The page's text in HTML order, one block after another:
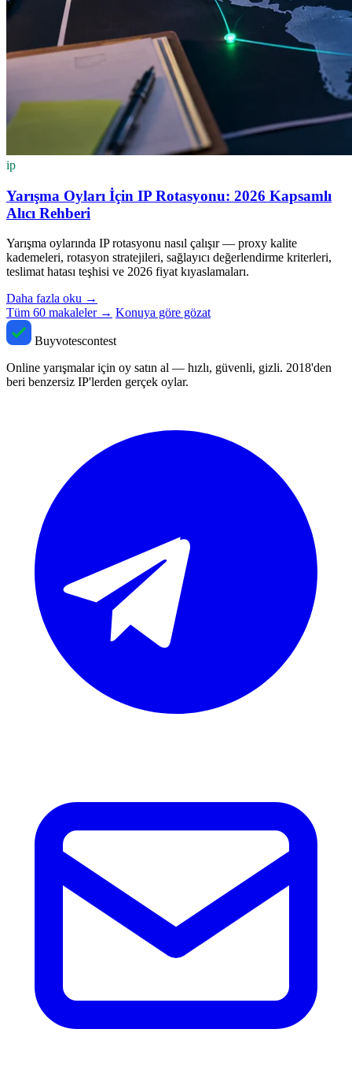
ip
Yarışma Oyları İçin IP Rotasyonu: 2026 Kapsamlı
Alıcı Rehberi
Yarışma oylarında IP rotasyonu nasıl çalışır — proxy kalite
kademeleri, rotasyon stratejileri, sağlayıcı değerlendirme kriterleri,
teslimat hatası teşhisi ve 2026 fiyat kıyaslamaları.
Daha fazla oku →
Tüm 60 makaleler → Konuya göre gözat
Buyvotescontest
Online yarışmalar için oy satın al — hızlı, güvenli, gizli. 2018'den
beri benzersiz IP'lerden gerçek oylar.